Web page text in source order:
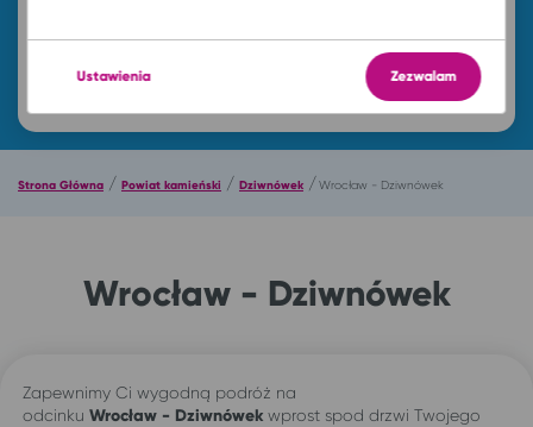
Znajdź przejazd
Strona Główna / Powiat kamieński / Dziwnówek /Wrocław - Dziwnówek
Wrocław - Dziwnówek
Zapewnimy Ci wygodną podróż na
odcinku Wrocław - Dziwnówek wprost spod drzwi Twojego
Ustawienia Zezwalam